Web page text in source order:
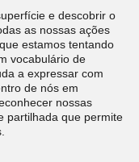
e descobrir o
as nossas ações
estamos tentando
vocabulário de
a expressar com
de nós em
nossas
partilhada que permite